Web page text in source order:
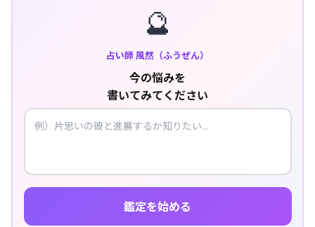
🔮
占い師 風然（ふうぜん）
今の悩みを
書いてみてください
鑑定を始める